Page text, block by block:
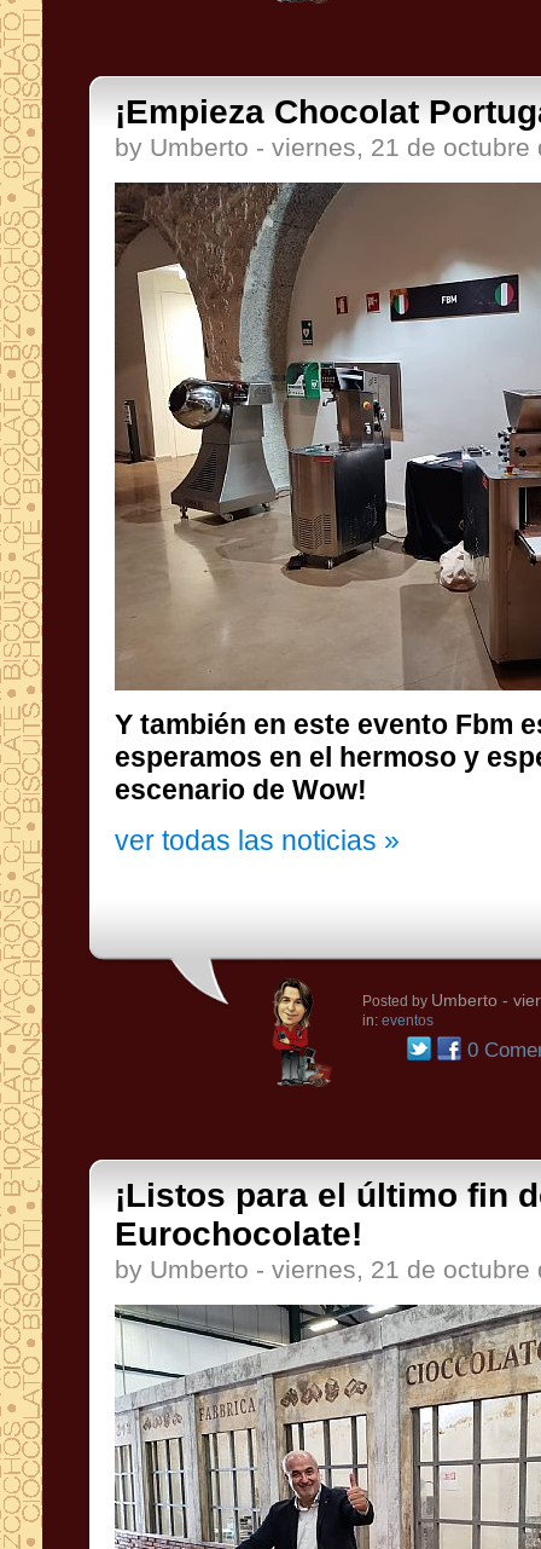
¡Empieza Chocolat
by Umberto - viernes, 21 de octubre
Y también en este evento Fbm
esperamos en el hermoso
escenario de Wow!
ver todas las noticias »
Posted by Umberto -
in: eventos
0
¡Listos para el último fin
Eurochocolate!
by Umberto - viernes, 21 de octubre